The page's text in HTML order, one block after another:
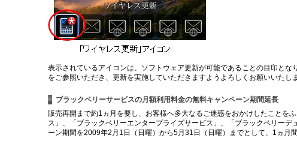
表示されているアイコンは、ソフトウェア更新が可能であることの目印とな
をご参照いただき、更新を実施していただきますようよろしくお願いいたし
ブラックベリーサービスの月額利用料金の無料キャンペーン期間延長
販売再開まで約1ヵ月を要し、お客様へ多大なるご迷惑をおかけしたことを
ス」、「ブラックベリーエンタープライズサービス」、「ブラックベリー
ーン期間を2009年2月1日（日曜）から5月31日（日曜）までとして、1ヵ月